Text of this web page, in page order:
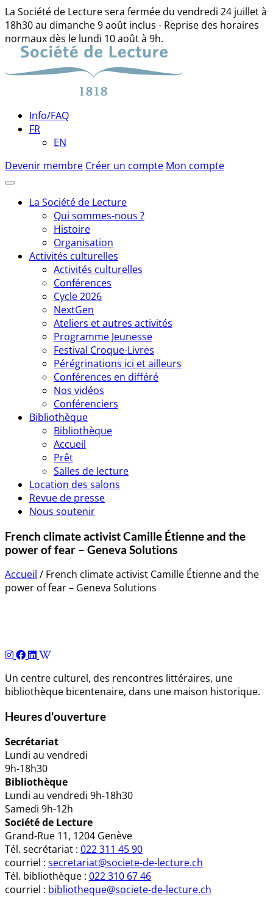
La Société de Lecture sera fermée du vendredi 24 juillet à
18h30 au dimanche 9 août inclus - Reprise des horaires
normaux dès le lundi 10 août à 9h.
Skip
content
Info/FAQ
FR
EN
Devenir membre Créer un compte Mon compte
La Société de Lecture
Qui sommes-nous ?
Histoire
Organisation
Activités culturelles
Activités culturelles
Conférences
Cycle 2026
NextGen
Ateliers et autres activités
Programme Jeunesse
Festival Croque-Livres
Pérégrinations ici et ailleurs
Conférences en différé
Nos vidéos
Conférenciers
Bibliothèque
Bibliothèque
Accueil
Prêt
Salles de lecture
Location des salons
Revue de presse
Nous soutenir
French climate activist Camille Étienne and the
power of fear – Geneva Solutions
Accueil / French climate activist Camille Étienne and the
power of fear – Geneva Solutions
Un centre culturel, des rencontres littéraires, une
bibliothèque bicentenaire, dans une maison historique.
Heures d'ouverture
Secrétariat
Lundi au vendredi
9h-18h30
Bibliothèque
Lundi au vendredi 9h-18h30
Samedi 9h-12h
Société de Lecture
Grand-Rue 11, 1204 Genève
Tél. secrétariat : 022 311 45 90
courriel : secretariat@societe-de-lecture.ch
Tél. bibliothèque : 022 310 67 46
courriel : bibliotheque@societe-de-lecture.ch